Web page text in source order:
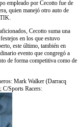
empleado por Cecotto fue de
quien manejó otro auto de
Cecotto suma una
en los que estuvo
este último, también en
evento que congregó a
de forma competitiva como de
Mark Walker (Darracq
Sports Racers: